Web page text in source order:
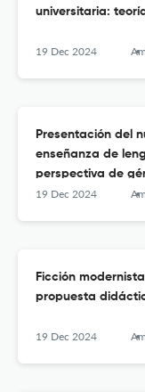
universitaria:
19 Dec 2024 Ambigua:
Presentación del
enseñanza de
perspectiva de
19 Dec 2024 Ambigua:
Ficción
propuesta
19 Dec 2024 Ambigua: